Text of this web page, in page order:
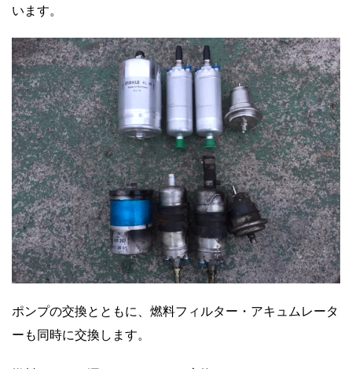
います。
ポンプの交換とともに、燃料フィルター・アキュムレータ
ーも同時に交換します。